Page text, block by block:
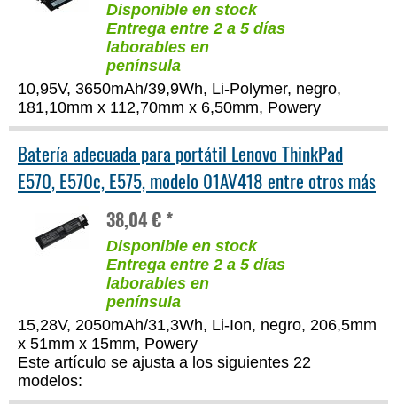
Disponible en stock
Entrega entre 2 a 5 días
laborables en
península
10,95V, 3650mAh/39,9Wh, Li-Polymer, negro,
181,10mm x 112,70mm x 6,50mm, Powery
Batería adecuada para portátil Lenovo ThinkPad
E570, E570c, E575, modelo 01AV418 entre otros más
38,04 € *
Disponible en stock
Entrega entre 2 a 5 días
laborables en
península
15,28V, 2050mAh/31,3Wh, Li-Ion, negro, 206,5mm
x 51mm x 15mm, Powery
Este artículo se ajusta a los siguientes 22
modelos: